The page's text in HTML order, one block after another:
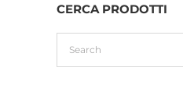
CERCA PRODOTTI